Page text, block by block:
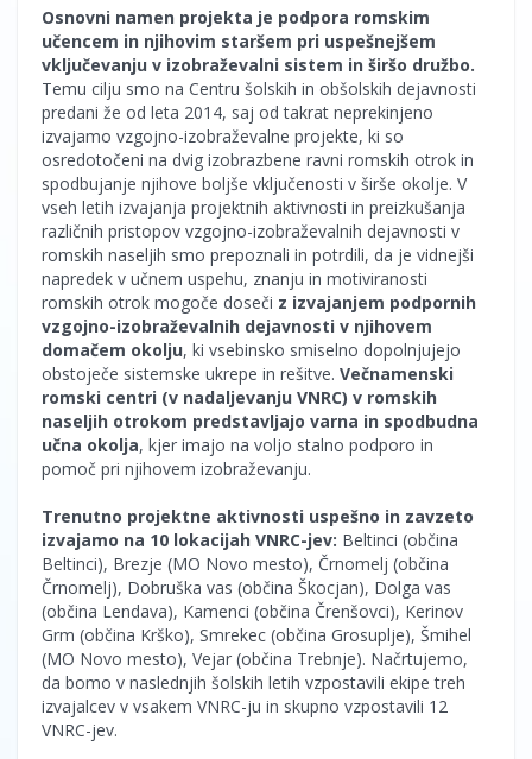
Osnovni namen projekta je podpora romskim
učencem in njihovim staršem pri uspešnejšem
vključevanju v izobraževalni sistem in širšo družbo.
Temu cilju smo na Centru šolskih in obšolskih dejavnosti
predani že od leta 2014, saj od takrat neprekinjeno
izvajamo vzgojno-izobraževalne projekte, ki so
osredotočeni na dvig izobrazbene ravni romskih otrok in
spodbujanje njihove boljše vključenosti v širše okolje. V
vseh letih izvajanja projektnih aktivnosti in preizkušanja
različnih pristopov vzgojno-izobraževalnih dejavnosti v
romskih naseljih smo prepoznali in potrdili, da je vidnejši
napredek v učnem uspehu, znanju in motiviranosti
romskih otrok mogoče doseči z izvajanjem podpornih
vzgojno-izobraževalnih dejavnosti v njihovem
domačem okolju, ki vsebinsko smiselno dopolnjujejo
obstoječe sistemske ukrepe in rešitve. Večnamenski
romski centri (v nadaljevanju VNRC) v romskih
naseljih otrokom predstavljajo varna in spodbudna
učna okolja, kjer imajo na voljo stalno podporo in
pomoč pri njihovem izobraževanju.
Trenutno projektne aktivnosti uspešno in zavzeto
izvajamo na 10 lokacijah VNRC-jev: Beltinci (občina
Beltinci), Brezje (MO Novo mesto), Črnomelj (občina
Črnomelj), Dobruška vas (občina Škocjan), Dolga vas
(občina Lendava), Kamenci (občina Črenšovci), Kerinov
Grm (občina Krško), Smrekec (občina Grosuplje), Šmihel
(MO Novo mesto), Vejar (občina Trebnje). Načrtujemo,
da bomo v naslednjih šolskih letih vzpostavili ekipe treh
izvajalcev v vsakem VNRC-ju in skupno vzpostavili 12
VNRC-jev.